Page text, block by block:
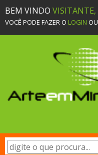
BEM VINDO VISITANTE,
VOCÊ PODE FAZER O LOGIN OU